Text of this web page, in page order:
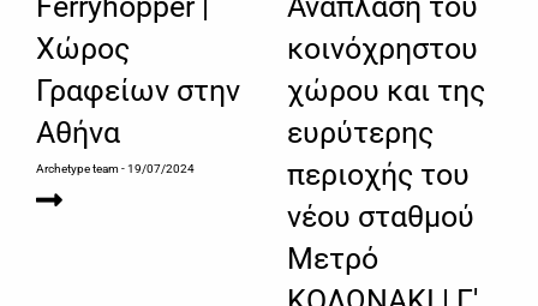
Χώρος
Γραφείων στην
Αθήνα
Archetype team- 19/07/2024
κοινόχρηστου
χώρου και της
ευρύτερης
περιοχής του
νέου σταθμού
Μετρό